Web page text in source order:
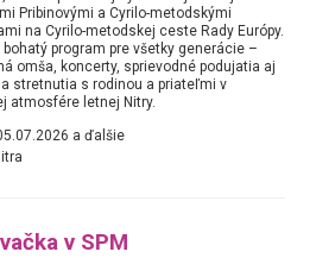
Pribinovými a Cyrilo-metodskými
na Cyrilo-metodskej ceste Rady Európy.
bohatý program pre všetky generácie –
omša, koncerty, sprievodné podujatia aj
stretnutia s rodinou a priateľmi v
atmosfére letnej Nitry.
a ďalšie
v SPM